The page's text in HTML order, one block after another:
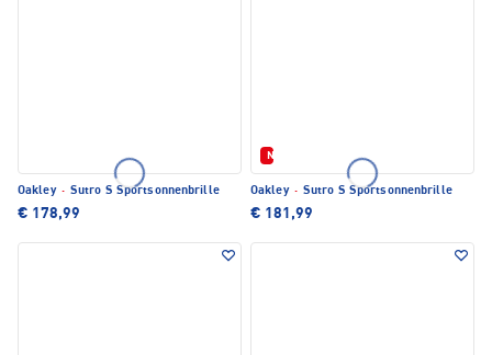
Oakley · Sutro S Sportsonnenbrille
€ 178,99
Neu
Oakley · Sutro S Sportsonnenbrille
€ 181,99